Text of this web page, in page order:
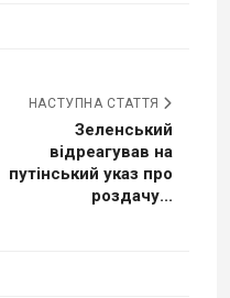
НАСТУПНА СТАТТЯ
Зеленський
відреагував на
путінський указ про
роздачу...